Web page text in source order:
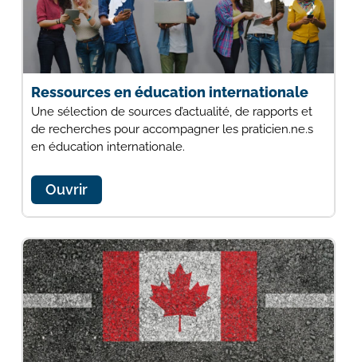
Ressources en éducation internationale
Une sélection de sources d’actualité, de rapports et
de recherches pour accompagner les praticien.ne.s
en éducation internationale.
Ouvrir